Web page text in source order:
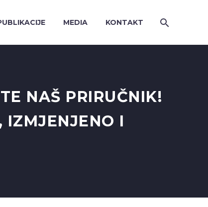
MEDIA KONTAKT
NAŠ PRIRUČNIK!
IZMJENJENO I